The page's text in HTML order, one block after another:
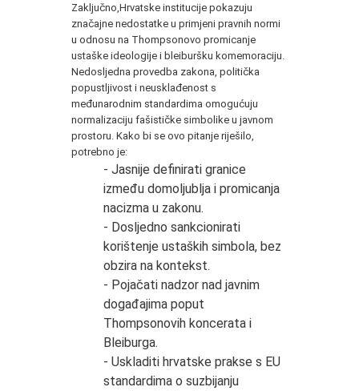
Zaključno,Hrvatske institucije pokazuju
značajne nedostatke u primjeni pravnih normi
u odnosu na Thompsonovo promicanje
ustaške ideologije i bleiburšku komemoraciju.
Nedosljedna provedba zakona, politička
popustljivost i neusklađenost s
međunarodnim standardima omogućuju
normalizaciju fašističke simbolike u javnom
prostoru. Kako bi se ovo pitanje riješilo,
potrebno je:
- Jasnije definirati granice
između domoljublja i promicanja
nacizma u zakonu.
- Dosljedno sankcionirati
korištenje ustaških simbola, bez
obzira na kontekst.
- Pojačati nadzor nad javnim
događajima poput
Thompsonovih koncerata i
Bleiburga.
- Uskladiti hrvatske prakse s EU
standardima o suzbijanju